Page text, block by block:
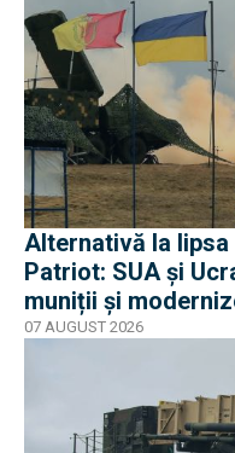
Alternativă la
Patriot: SUA și
muniții și
07 AUGUST 2026